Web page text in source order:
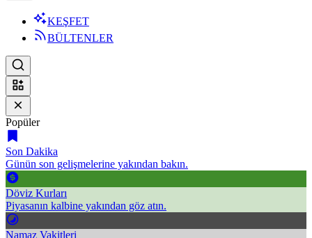
KEŞFET
BÜLTENLER
Popüler
Son Dakika
Günün son gelişmelerine yakından bakın.
Döviz Kurları
Piyasanın kalbine yakından göz atın.
Namaz Vakitleri